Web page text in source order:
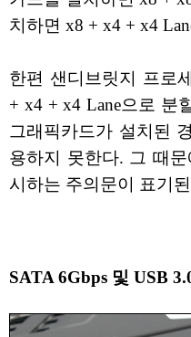
치하면 x8 + x4 + x4
한편 샌디브릿지 프로
+ x4 + x4 Lane으로 분
그래픽카드가 설치된
용하지 못한다. 그 때
시하는 주의문이 표기
SATA 6Gbps 및 USB